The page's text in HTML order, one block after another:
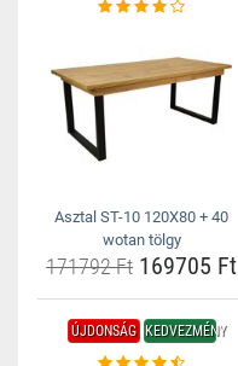
Asztal ST-10 120X80 + 40
wotan tölgy
171792 Ft 169705 Ft
ÚJDONSÁG KEDVEZMÉNY